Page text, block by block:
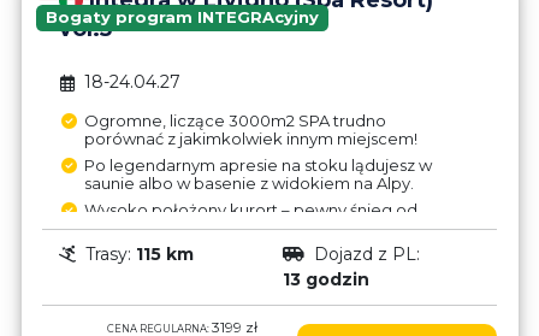
Bogaty program INTEGRAcyjny
vol.5
18-24.04.27
Ogromne, liczące 3000m2 SPA trudno
porównać z jakimkolwiek innym miejscem!
Po legendarnym apresie na stoku lądujesz w
saunie albo w basenie z widokiem na Alpy.
Wysoko położony kurort – pewny śnieg od
listopada do maja.
Strefa wolnocłowa (1l Finlandia – 7€,
Jägermeister – 9€) - oszczędności wystarczą
Trasy: 115 km
Dojazd z PL:
13 godzin
CENA REGULARNA: 3199 zł